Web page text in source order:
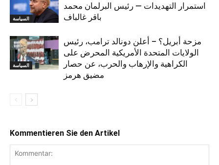
السياسة
استمرار التهديدات — رئيس البرلمان محمد
باقر غالباف
السياسة
مزحة أبريل؟ – أعلن دونالد ترامب، رئيس
الولايات المتحدة الأمريكية المحرض على
الكراهية والإرهاب والحرب، عن حصار
مضيق هرمز
Kommentieren Sie den Artikel